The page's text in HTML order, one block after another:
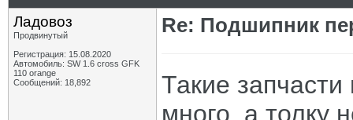
Ладовоз
Продвинутый
Регистрация: 15.08.2020
Автомобиль: SW 1.6 cross GFK
110 orange
Сообщений: 18,892
Re: Подшипник
Такие запчасти
много, а толку